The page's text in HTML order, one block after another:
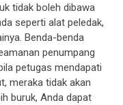
tidak boleh dibawa
seperti alat peledak,
Benda-benda
penumpang
petugas mendapati
meraka tidak akan
buruk, Anda dapat